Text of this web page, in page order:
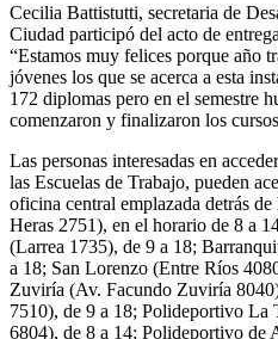
Cecilia Battistutti, secretaria de
Ciudad participó del acto de
“Estamos muy felices porque año
jóvenes los que se acerca a esta
172 diplomas pero en el semestre
comenzaron y finalizaron los
Las personas interesadas en
las Escuelas de Trabajo, pueden
oficina central emplazada detrás
Heras 2751), en el horario de 8 a
(Larrea 1735), de 9 a 18;
a 18; San Lorenzo (Entre Ríos
Zuviría (Av. Facundo Zuviría
7510), de 9 a 18; Polideportivo La
6804), de 8 a 14; Polideportivo